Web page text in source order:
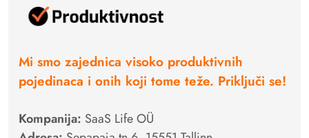
Mi smo zajednica visoko produktivnih
pojedinaca i onih koji tome teže. Priključi se!
Kompanija: SaaS Life OÜ